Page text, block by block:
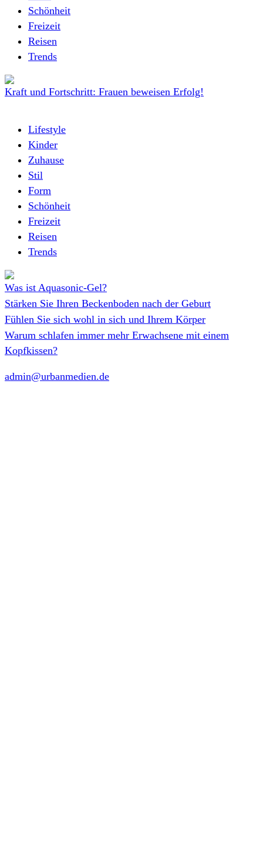
Schönheit
Freizeit
Reisen
Trends
Kraft und Fortschritt: Frauen beweisen Erfolg!
Lifestyle
Kinder
Zuhause
Stil
Form
Schönheit
Freizeit
Reisen
Trends
Was ist Aquasonic-Gel?
Stärken Sie Ihren Beckenboden nach der Geburt
Fühlen Sie sich wohl in sich und Ihrem Körper
Warum schlafen immer mehr Erwachsene mit einem
Kopfkissen?
admin@urbanmedien.de